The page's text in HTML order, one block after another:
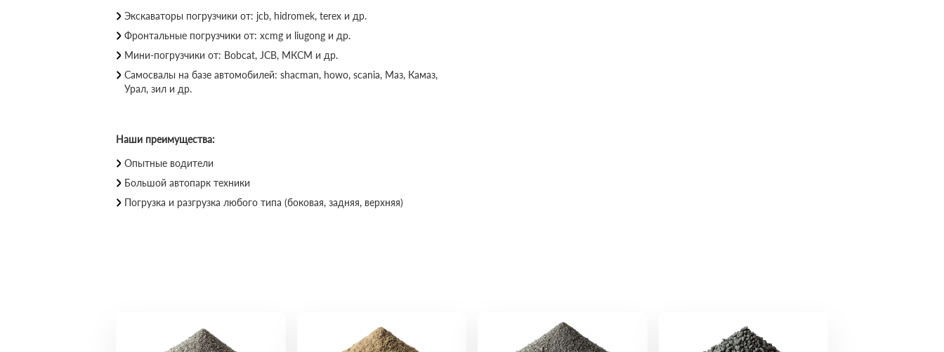
Экскаваторы погрузчики от: jcb, hidromek, terex и др.
Фронтальные погрузчики от: xcmg и liugong и др.
Мини-погрузчики от: Bobcat, JCB, МКСМ и др.
Самосвалы на базе автомобилей: shacman, howo, scania, Маз, Камаз,
Урал, зил и др.
Наши преимущества:
Опытные водители
Большой автопарк техники
Погрузка и разгрузка любого типа (боковая, задняя, верхняя)